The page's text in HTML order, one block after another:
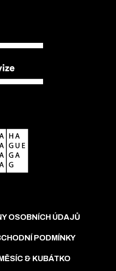
OSOBNÍCH ÚDAJŮ
PODMÍNKY
& KUBÁTKO